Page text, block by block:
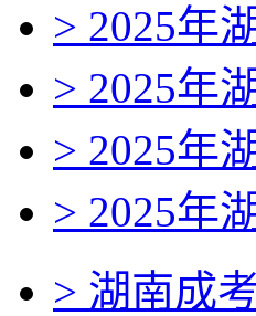
> 2025年
> 2025年
> 2025年
> 2025年
> 湖南成